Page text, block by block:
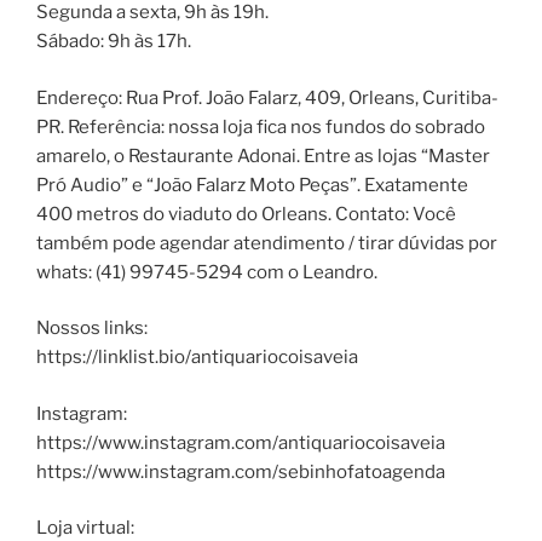
Segunda a sexta, 9h às 19h.
Sábado: 9h às 17h.
Endereço: Rua Prof. João Falarz, 409, Orleans, Curitiba-
PR. Referência: nossa loja fica nos fundos do sobrado
amarelo, o Restaurante Adonai. Entre as lojas “Master
Pró Audio” e “João Falarz Moto Peças”. Exatamente
400 metros do viaduto do Orleans. Contato: Você
também pode agendar atendimento / tirar dúvidas por
whats: (41) 99745-5294 com o Leandro.
Nossos links:
https://linklist.bio/antiquariocoisaveia
Instagram:
https://www.instagram.com/antiquariocoisaveia
https://www.instagram.com/sebinhofatoagenda
Loja virtual: